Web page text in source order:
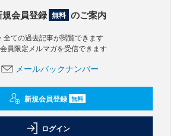
規会員登録 無料 のご案内
・全ての過去記事が閲覧できます
会員限定メルマガを受信できます
メールバックナンバー
新規会員登録 無料
ログイン